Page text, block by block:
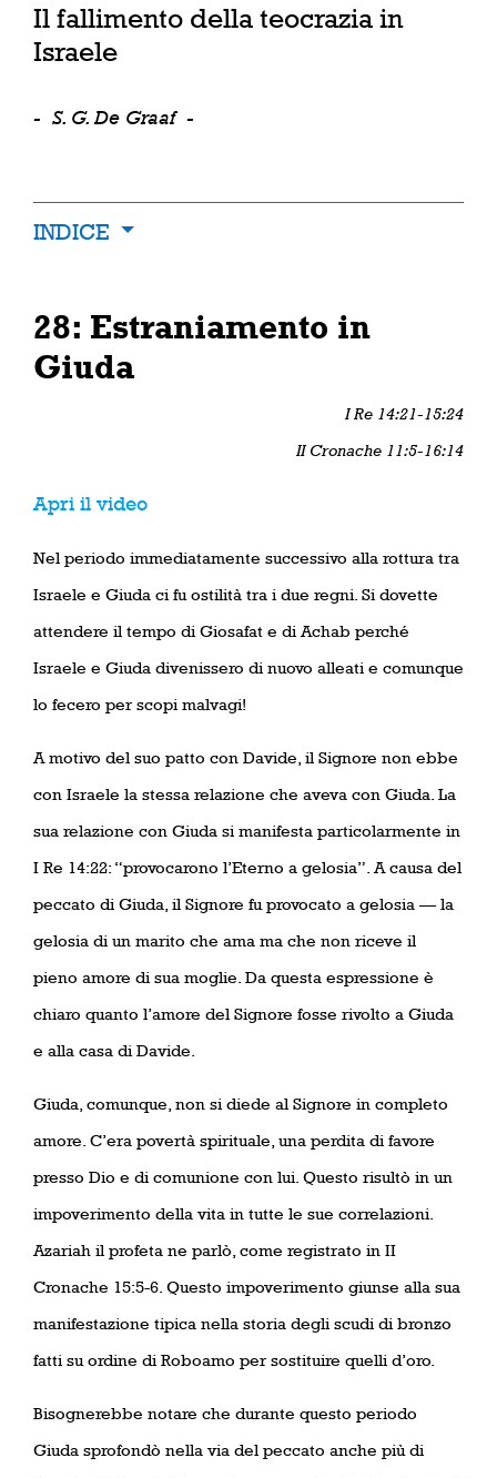
Il fallimento della teocrazia in
Israele
- S. G. De Graaf -
INDICE
28: Estraniamento in
Giuda
I Re 14:21-15:24
II Cronache 11:5-16:14
Apri il video
Nel periodo immediatamente successivo alla rottura tra
Israele e Giuda ci fu ostilità tra i due regni. Si dovette
attendere il tempo di Giosafat e di Achab perché
Israele e Giuda divenissero di nuovo alleati e comunque
lo fecero per scopi malvagi!
A motivo del suo patto con Davide, il Signore non ebbe
con Israele la stessa relazione che aveva con Giuda. La
sua relazione con Giuda si manifesta particolarmente in
I Re 14:22: “provocarono l’Eterno a gelosia”. A causa del
peccato di Giuda, il Signore fu provocato a gelosia — la
gelosia di un marito che ama ma che non riceve il
pieno amore di sua moglie. Da questa espressione è
chiaro quanto l’amore del Signore fosse rivolto a Giuda
e alla casa di Davide.
Giuda, comunque, non si diede al Signore in completo
amore. C’era povertà spirituale, una perdita di favore
presso Dio e di comunione con lui. Questo risultò in un
impoverimento della vita in tutte le sue correlazioni.
Azariah il profeta ne parlò, come registrato in II
Cronache 15:5-6. Questo impoverimento giunse alla sua
manifestazione tipica nella storia degli scudi di bronzo
fatti su ordine di Roboamo per sostituire quelli d’oro.
Bisognerebbe notare che durante questo periodo
Giuda sprofondò nella via del peccato anche più di